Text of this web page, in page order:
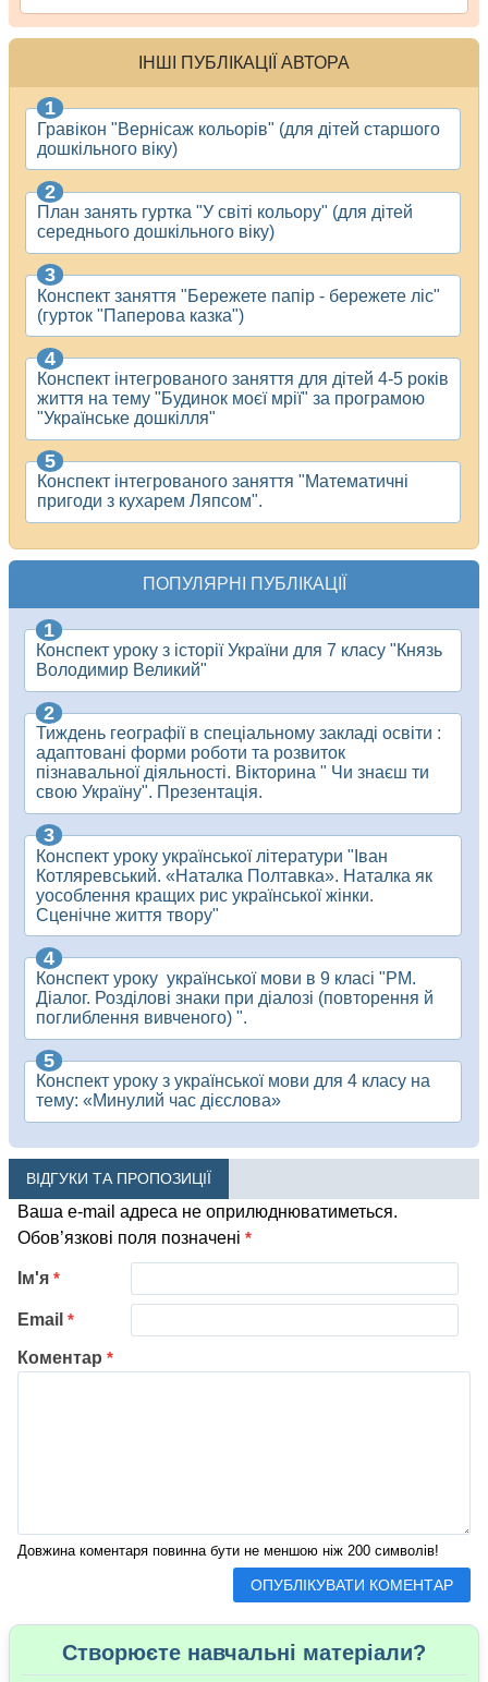
ІНШІ ПУБЛІКАЦІЇ АВТОРА
Гравікон "Вернісаж кольорів" (для дітей старшого
дошкільного віку)
План занять гуртка "У світі кольору" (для дітей
середнього дошкільного віку)
Конспект заняття "Бережете папір - бережете ліс"
(гурток "Паперова казка")
Конспект інтегрованого заняття для дітей 4-5 років
життя на тему "Будинок моєї мрії" за програмою
"Українське дошкілля"
Конспект інтегрованого заняття "Математичні
пригоди з кухарем Ляпсом".
ПОПУЛЯРНІ ПУБЛІКАЦІЇ
Конспект уроку з історії України для 7 класу "Князь
Володимир Великий"
Тиждень географії в спеціальному закладі освіти :
адаптовані форми роботи та розвиток
пізнавальної діяльності. Вікторина " Чи знаєш ти
свою Україну". Презентація.
Конспект уроку української літератури "Іван
Котляревський. «Наталка Полтавка». Наталка як
уособлення кращих рис української жінки.
Сценічне життя твору"
Конспект уроку української мови в 9 класі "РМ.
Діалог. Розділові знаки при діалозі (повторення й
поглиблення вивченого) ".
Конспект уроку з української мови для 4 класу на
тему: «Минулий час дієслова»
ВІДГУКИ ТА ПРОПОЗИЦІЇ
Ваша e-mail адреса не оприлюднюватиметься.
Обов’язкові поля позначені *
Коментар *
Довжина коментаря повинна бути не меншою ніж 200 символів!
Ім'я *
Email *
Створюєте навчальні матеріали?